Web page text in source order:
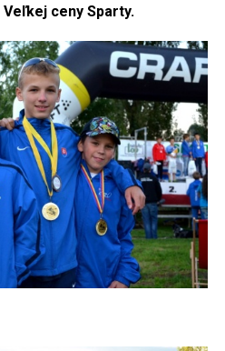
ceny Sparty.